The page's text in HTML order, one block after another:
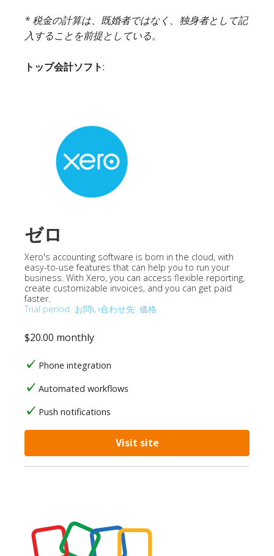
* 税金の計算は、既婚者ではなく、独身者として記
入することを前提としている。
トップ会計ソフト:
ゼロ
Xero's accounting software is born in the cloud, with
easy-to-use features that can help you to run your
business. With Xero, you can access flexible reporting,
create customizable invoices, and you can get paid
faster.
Trial period お問い合わせ先 価格
$20.00 monthly
Phone integration
Automated workflows
Push notifications
Visit site